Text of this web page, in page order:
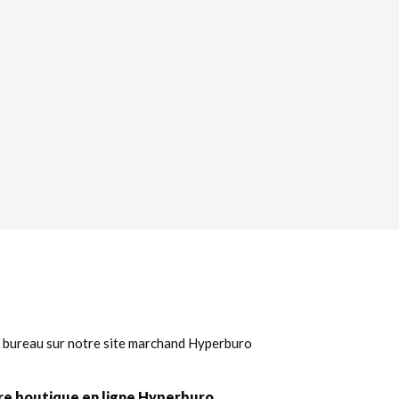
sur notre site marchand Hyperburo